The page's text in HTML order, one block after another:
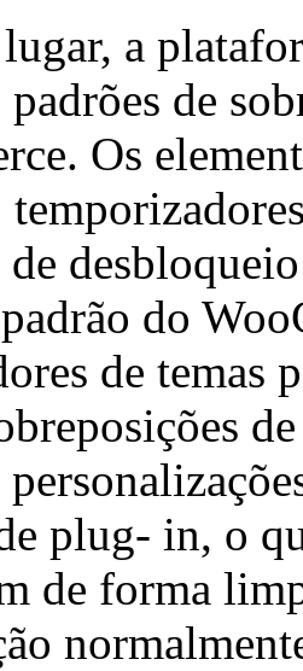
a
de
Os
do
de temas
plug- in, o
de forma